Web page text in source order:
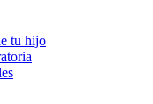
tu hijo